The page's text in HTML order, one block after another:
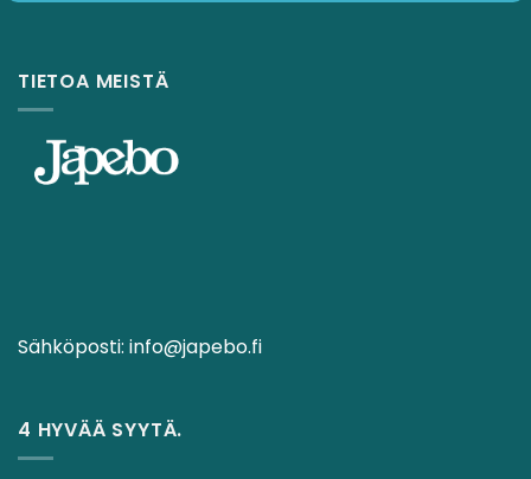
TIETOA MEISTÄ
Sähköposti: info@japebo.fi
4 HYVÄÄ SYYTÄ.